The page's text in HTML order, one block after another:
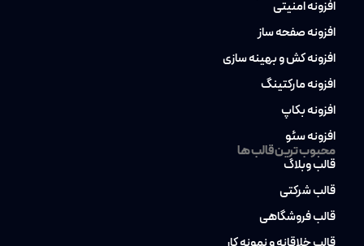
افزونه امنیتی
افزونه صفحه ساز
افزونه کش و بهینه سازی
افزونه مارکتینگ
افزونه بکاپ
افزونه سئو
محبوب ترین قالب ها
قالب وبلاگ
قالب شرکتی
قالب فروشگاهی